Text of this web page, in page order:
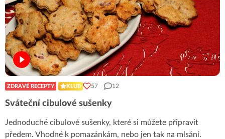
ZDRAVÉ RECEPTY KLUB 57 12
Sváteční cibulové sušenky
Jednoduché cibulové sušenky, které si můžete připravit
předem. Vhodné k pomazánkám, nebo jen tak na mlsání.